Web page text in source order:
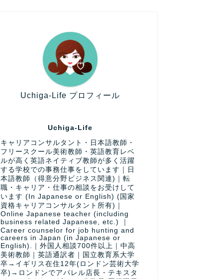
Uchiga-Life プロフィール
Uchiga-Life
キャリアコンサルタント・日本語教師・
フリースクール美術教師・英語教育レベ
ルが高く英語ネイティブ教師が多く活躍
する学校での事務仕事をしています｜日
本語教師（得意分野ビジネス関連)｜転
職・キャリア・仕事の相談をお受けして
います (In Japanese or English) (国家
資格キャリアコンサルタント所有)｜
Online Japanese teacher (including
business related Japanese, etc.) ｜
Career counselor for job hunting and
careers in Japan (in Japanese or
English).｜外国人相談700件以上｜中高
美術教師｜英語通訳者｜国立教育系大学
卒→イギリス在住12年(ロンドン芸術大学
卒)→ロンドンでアパレル店長・テキスタ